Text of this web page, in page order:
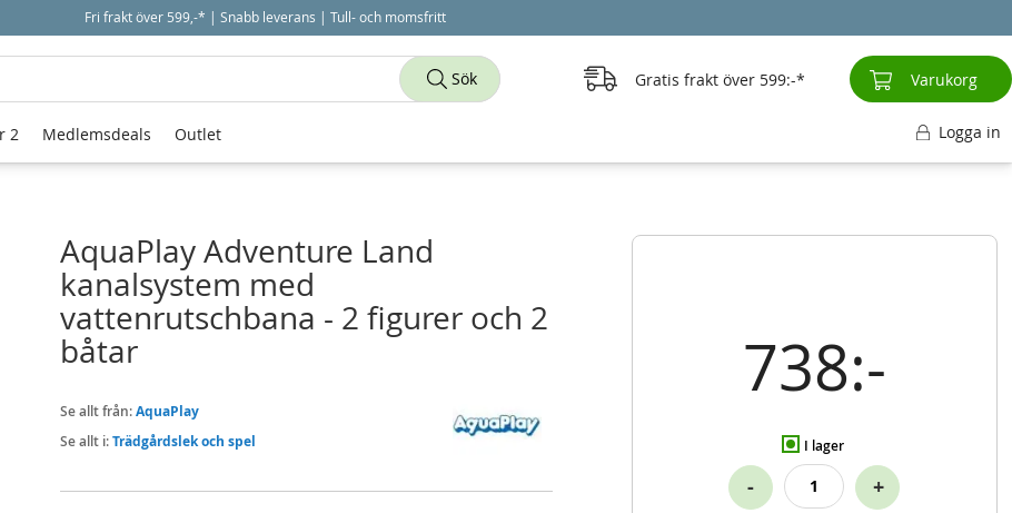
Fri frakt över 599,-* | Snabb leverans | Tull- och momsfritt
738:-
I lager
- +
AquaPlay Adventure Land
kanalsystem med
vattenrutschbana - 2 figurer och 2
båtar
Se allt från:AquaPlay
Se allt i:Trädgårdslek och spel
Sök Gratis frakt över 599:- Varukorg
2 Medlemsdeals Outlet Logga in